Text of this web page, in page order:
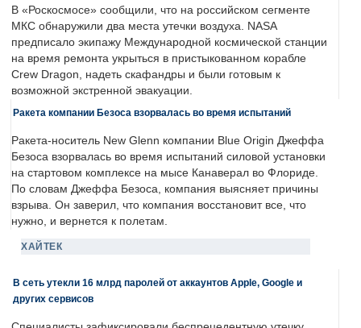
В «Роскосмосе» сообщили, что на российском сегменте
МКС обнаружили два места утечки воздуха. NASA
предписало экипажу Международной космической станции
на время ремонта укрыться в пристыкованном корабле
Crew Dragon, надеть скафандры и были готовым к
возможной экстренной эвакуации.
Ракета компании Безоса взорвалась во время испытаний
Ракета-носитель New Glenn компании Blue Origin Джеффа
Безоса взорвалась во время испытаний силовой установки
на стартовом комплексе на мысе Канаверал во Флориде.
По словам Джеффа Безоса, компания выясняет причины
взрыва. Он заверил, что компания восстановит все, что
нужно, и вернется к полетам.
ХАЙТЕК
В сеть утекли 16 млрд паролей от аккаунтов Apple, Google и
других сервисов